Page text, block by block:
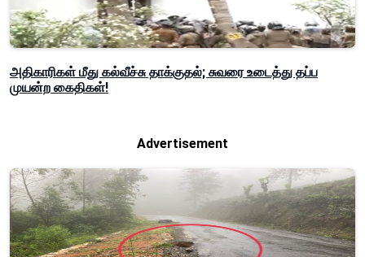
அதிகாரிகள் மீது கல்வீச்சு தாக்குதல்; சுவரை உடைத்து தப்ப
முயன்ற கைதிகள்!
Advertisement